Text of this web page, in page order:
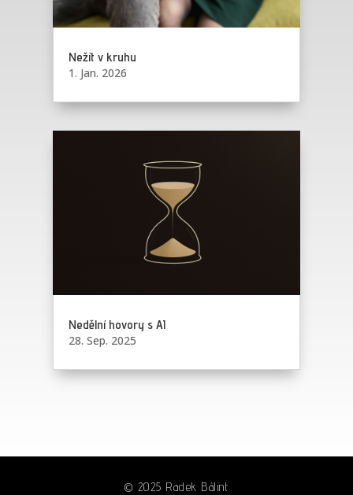
Nežít v kruhu
1. Jan. 2026
Nedělní hovory s AI
28. Sep. 2025
© 2025 Radek Bálint